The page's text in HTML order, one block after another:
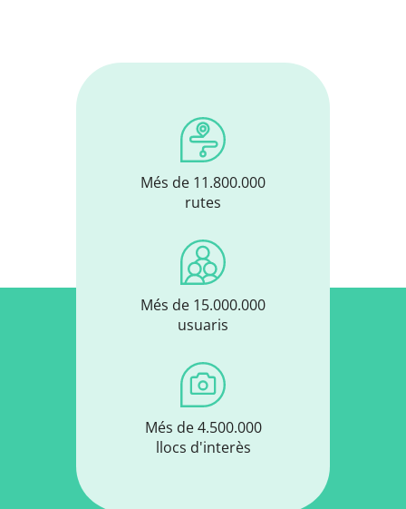
Més de 11.800.000
rutes
Més de 15.000.000
usuaris
Més de 4.500.000
llocs d'interès